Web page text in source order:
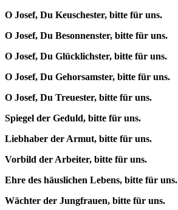
O Josef, Du Keuschester, bitte für uns.
O Josef, Du Besonnenster, bitte für uns.
O Josef, Du Glücklichster, bitte für uns.
O Josef, Du Gehorsamster, bitte für uns.
O Josef, Du Treuester, bitte für uns.
Spiegel der Geduld, bitte für uns.
Liebhaber der Armut, bitte für uns.
Vorbild der Arbeiter, bitte für uns.
Ehre des häuslichen Lebens, bitte für uns.
Wächter der Jungfrauen, bitte für uns.